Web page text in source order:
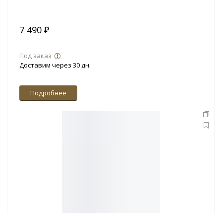
7 490 ₽
Под заказ
Доставим через 30 дн.
Подробнее